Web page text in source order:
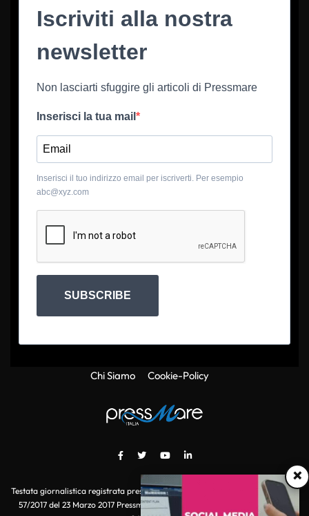
×
Iscriviti alla nostra
newsletter
Non lasciarti sfuggire gli articoli di Pressmare
Inserisci la tua mail
Inserisci il tuo indirizzo email per iscriverti. Per esempio
abc@xyz.com
SUBSCRIBE
Chi Siamo Cookie-Policy
Testata giornalistica registrata presso il Tribunale di Roma con autorizzazione
57/2017 del 23 Marzo 2017 Pressmare.it è un marchio di S.P.E.N. Srl - P.IVA